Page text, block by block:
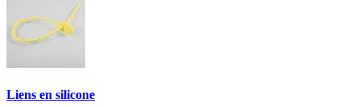
Liens en silicone